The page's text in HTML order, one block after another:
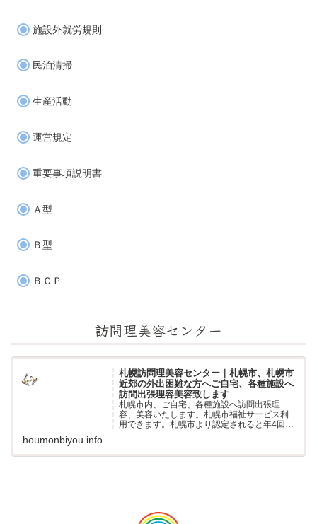
施設外就労規則
民泊清掃
生産活動
運営規定
重要事項説明書
Ａ型
Ｂ型
ＢＣＰ
訪問理美容センター
札幌訪問理美容センター｜札幌市、札幌市
近郊の外出困難な方へご自宅、各種施設へ
訪問出張理容美容致します
札幌市内、ご自宅、各種施設へ訪問出張理
容、美容いたします。札幌市福祉サービス利
用できます。札幌市より認定されると年4回ま
院、サービス付高齢者住宅、障がい者支援施
houmonbiyou.info